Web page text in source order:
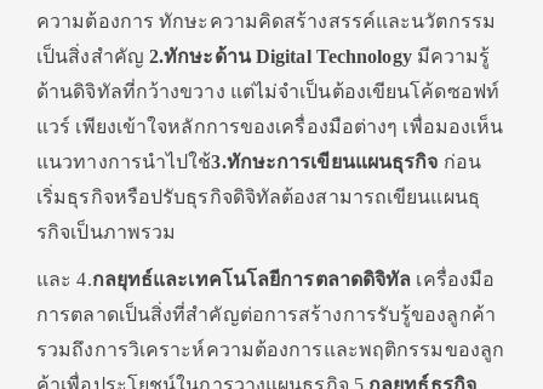
ความต้องการ ทักษะความคิดสร้างสรรค์และนวัตกรรม
เป็นสิ่งสำคัญ 2.ทักษะด้านDigital Technology มีความรู้
ด้านดิจิทัลที่กว้างขวาง แต่ไม่จำเป็นต้องเขียนโค้ดซอฟท์
แวร์ เพียงเข้าใจหลักการของเครื่องมือต่างๆ เพื่อมองเห็น
แนวทางการนำไปใช้3.ทักษะการเขียนแผนธุรกิจ ก่อน
เริ่มธุรกิจหรือปรับธุรกิจดิจิทัลต้องสามารถเขียนแผนธุ
รกิจเป็นภาพรวม
และ4.กลยุทธ์และเทคโนโลยีการตลาดดิจิทัล เครื่องมือ
การตลาดเป็นสิ่งที่สำคัญต่อการสร้างการรับรู้ของลูกค้า
รวมถึงการวิเคราะห์ความต้องการและพฤติกรรมของลูก